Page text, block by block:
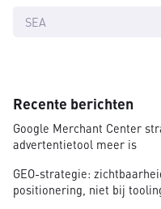
SEA
Recente berichten
Google Merchant Center
advertentietool meer is
GEO-strategie:
positionering, niet bij